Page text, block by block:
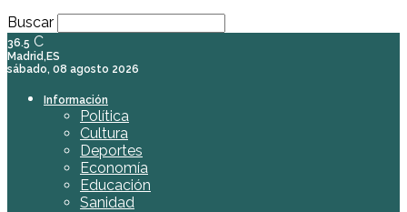
Buscar
36.5 C
Madrid,ES
sábado, 08 agosto 2026
Información
Política
Cultura
Deportes
Economía
Educación
Sanidad